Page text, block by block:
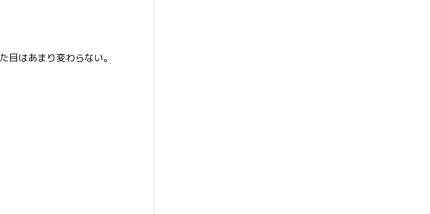
はあまり変わらない。